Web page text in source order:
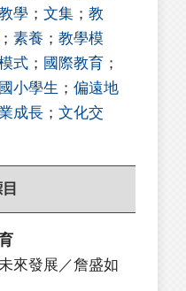
學 ； 文集 ； 教
； 素養 ； 教學模
式 ； 國際教育 ；
國小學生 ； 偏遠地
成長 ； 文化交
來發展／詹盛如